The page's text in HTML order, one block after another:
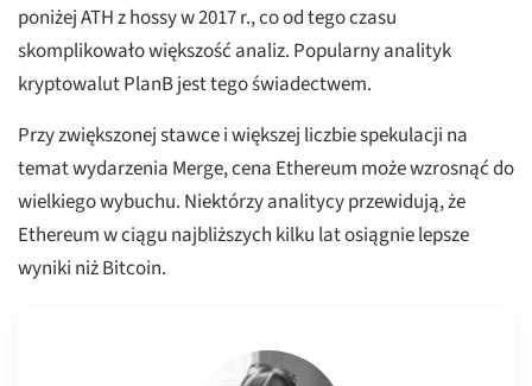
poniżej ATH z hossy w 2017 r., co od tego czasu
skomplikowało większość analiz. Popularny analityk
kryptowalut PlanB jest tego świadectwem.
Przy zwiększonej stawce i większej liczbie spekulacji na
temat wydarzenia Merge, cena Ethereum może wzrosnąć do
wielkiego wybuchu. Niektórzy analitycy przewidują, że
Ethereum w ciągu najbliższych kilku lat osiągnie lepsze
wyniki niż Bitcoin.